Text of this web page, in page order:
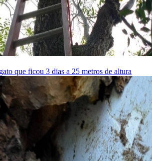
que ficou 3 dias a 25 metros de altura